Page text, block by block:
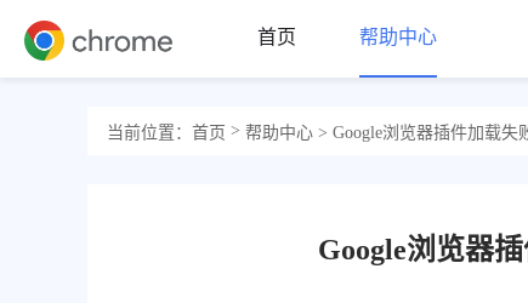
首页 帮助中心
当前位置： 首页 > 帮助中心 > Google浏览器插件加载失
Google浏览器